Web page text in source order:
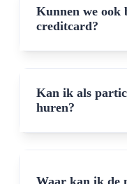
Kunnen we ook
creditcard?
Kan ik als
huren?
Waar kan ik de